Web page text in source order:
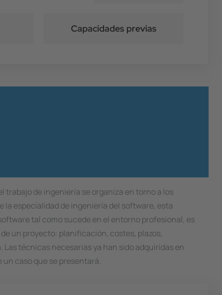
Capacidades previas
trabajo de ingeniería se organiza en torno a los
especialidad de ingeniería del software, esta
tal como sucede en el entorno profesional, es
un proyecto: planificación, costes, plazos,
técnicas necesarias ya han sido adquiridas en
un caso que se presentará.